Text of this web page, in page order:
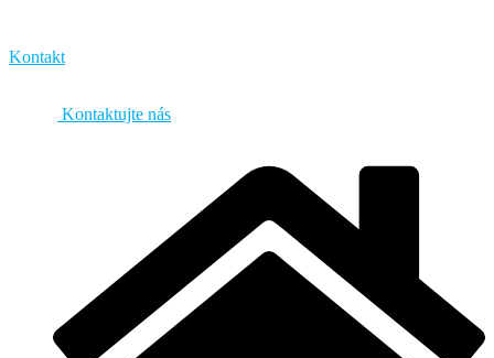
Kontakt
Kontaktujte nás